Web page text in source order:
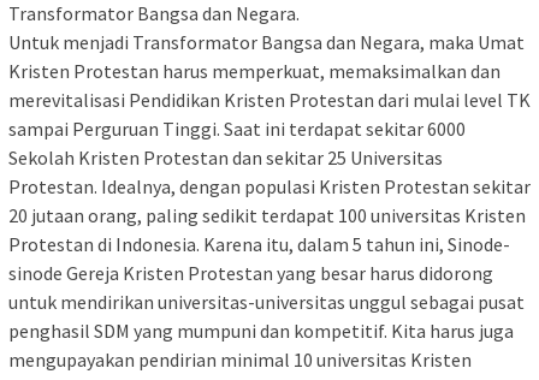
Transformator Bangsa dan Negara.
Untuk menjadi Transformator Bangsa dan Negara, maka Umat
Kristen Protestan harus memperkuat, memaksimalkan dan
merevitalisasi Pendidikan Kristen Protestan dari mulai level TK
sampai Perguruan Tinggi. Saat ini terdapat sekitar 6000
Sekolah Kristen Protestan dan sekitar 25 Universitas
Protestan. Idealnya, dengan populasi Kristen Protestan sekitar
20 jutaan orang, paling sedikit terdapat 100 universitas Kristen
Protestan di Indonesia. Karena itu, dalam 5 tahun ini, Sinode-
sinode Gereja Kristen Protestan yang besar harus didorong
untuk mendirikan universitas-universitas unggul sebagai pusat
penghasil SDM yang mumpuni dan kompetitif. Kita harus juga
mengupayakan pendirian minimal 10 universitas Kristen